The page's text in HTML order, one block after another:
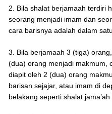
2. Bila shalat berjamaah terdiri
seorang menjadi imam dan
cara barisnya adalah dalam
3. Bila berjamaah 3 (tiga)
(dua) orang menjadi makmum,
diapit oleh 2 (dua) orang
barisan sejajar, atau imam di
belakang seperti shalat